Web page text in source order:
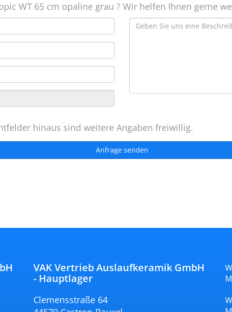
WT 65 cm opaline grau ? Wir helfen Ihnen gerne
hinaus sind weitere Angaben freiwillig.
VAK Vertrieb Auslaufkeramik GmbH
- Hauptlager
Clemensstraße 64